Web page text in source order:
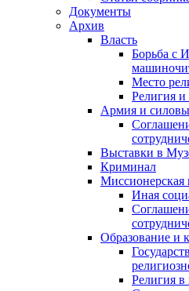
Документы
Архив
Власть
Борьба с
Место
Религия и
Армия и
Выставки в
Криминал
Миссионерская
Иная
Образование и
Религия в